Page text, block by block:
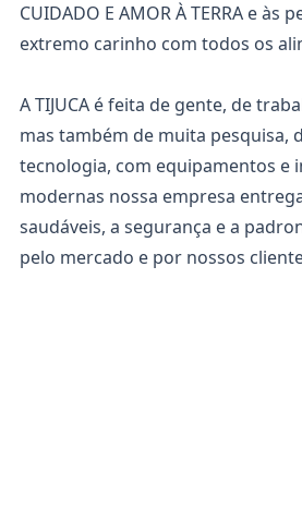
CUIDADO E AMOR À TERRA e às
extremo carinho com todos os
A TIJUCA é feita de gente, de
mas também de muita pesquisa,
tecnologia, com equipamentos e
modernas nossa empresa
saudáveis, a segurança e a
pelo mercado e por nossos